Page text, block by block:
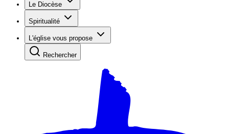
Le Diocèse
Spiritualité
L'église vous propose
Rechercher